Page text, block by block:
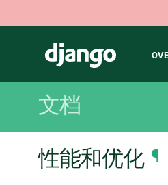
文档
性能和优化 ¶